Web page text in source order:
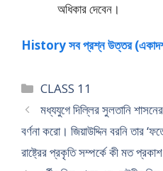
অধিকার দেবেন।
History সব প্রশ্ন উত্তর (একাদশ
Categories
CLASS 11
মধ্যযুগে দিল্লির সুলতানি শাসনের
বর্ণনা করাে। জিয়াউদ্দিন বরনি তার
রাষ্ট্রের প্রকৃতি সম্পর্কে কী মত